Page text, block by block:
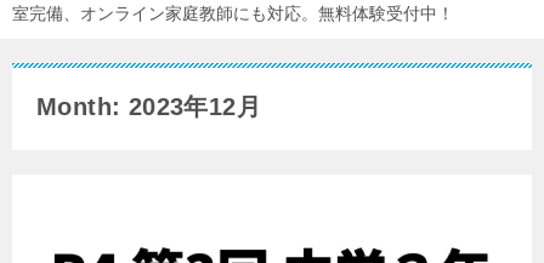
室完備、オンライン家庭教師にも対応。無料体験受付中！
Month: 2023年12月